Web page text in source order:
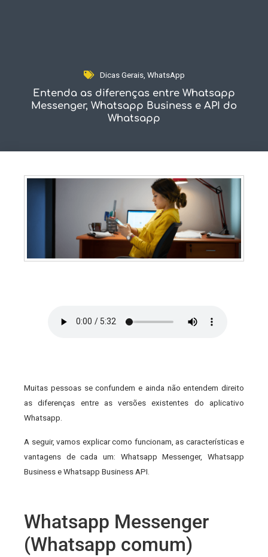
Dicas Gerais, WhatsApp
Entenda as diferenças entre Whatsapp
Messenger, Whatsapp Business e API do
Whatsapp
Muitas pessoas se confundem e ainda não entendem direito
as diferenças entre as versões existentes do aplicativo
Whatsapp.
A seguir, vamos explicar como funcionam, as características e
vantagens de cada um: Whatsapp Messenger, Whatsapp
Business e Whatsapp Business API.
Whatsapp Messenger
(Whatsapp comum)